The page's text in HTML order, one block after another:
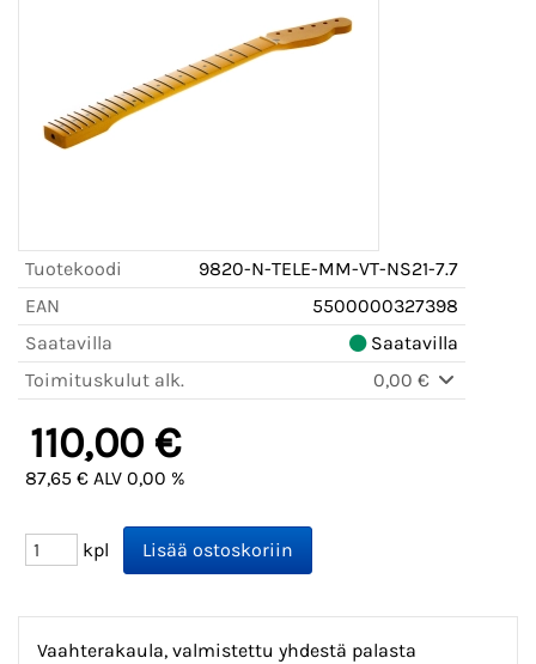
Tuotekoodi
9820-N-TELE-MM-VT-NS21-7.7
EAN
5500000327398
Saatavilla
Saatavilla
Toimituskulut alk.
0,00 €
110,00 €
87,65 € ALV 0,00 %
kpl
Vaahterakaula, valmistettu yhdestä palasta